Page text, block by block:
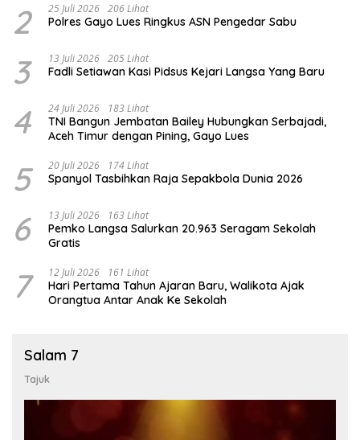
2 25 Juli 2026 206 Lihat
Polres Gayo Lues Ringkus ASN Pengedar Sabu
3 13 Juli 2026 205 Lihat
Fadli Setiawan Kasi Pidsus Kejari Langsa Yang Baru
4 24 Juli 2026 183 Lihat
TNI Bangun Jembatan Bailey Hubungkan Serbajadi,
Aceh Timur dengan Pining, Gayo Lues
5 20 Juli 2026 174 Lihat
Spanyol Tasbihkan Raja Sepakbola Dunia 2026
6 13 Juli 2026 163 Lihat
Pemko Langsa Salurkan 20.963 Seragam Sekolah
Gratis
7 12 Juli 2026 161 Lihat
Hari Pertama Tahun Ajaran Baru, Walikota Ajak
Orangtua Antar Anak Ke Sekolah
Salam 7
Tajuk